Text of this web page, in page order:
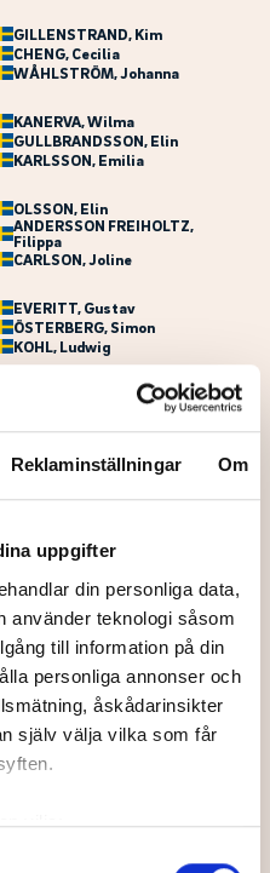
Reklaminställningar Om
uppgifter
din personliga data,
använder teknologi såsom
till information på din
personliga annonser och
åskådarinsikter
själv välja vilka som får
vilja:
GILLENSTRAND, Kim
CHENG, Cecilia
WÅHLSTRÖM, Johanna
KANERVA, Wilma
GULLBRANDSSON, Elin
KARLSSON, Emilia
OLSSON, Elin
ANDERSSON FREIHOLTZ,
Filippa
CARLSON, Joline
EVERITT, Gustav
ÖSTERBERG, Simon
KOHL, Ludwig
BJÖRKQVIST, Victor
HERMANSSON, Jonathan
HIERTNER, Eskil
JOHANSSON
, Elias
SAMUELSSON, Malte
BERGVALL-HARTMANN,
Pelle
SOHLBERG, Axel
SKOGLUND
GRANBOM
ANDERSSON, Anton